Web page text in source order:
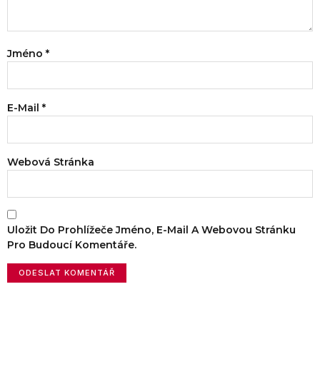
Jméno *
E-Mail *
Webová Stránka
Uložit Do Prohlížeče Jméno, E-Mail A Webovou Stránku
Pro Budoucí Komentáře.